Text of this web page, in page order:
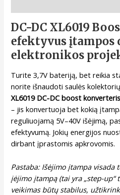
DC-DC XL6019
efektyvus įtampos
elektronikos
Turite 3,7V bateriją, bet reikia
norite išnaudoti saulės
XL6019 DC-DC boost konverteris
– jis konvertuoja bet kokią
reguliuojamą 5V–40V išėjimą,
efektyvumą. Jokių energijos
dirbant įprastomis apkrovomis.
Pastaba: Išėjimo įtampa visada
įėjimo įtampą (tai yra „step-up“
veikimas būtų stabilus,